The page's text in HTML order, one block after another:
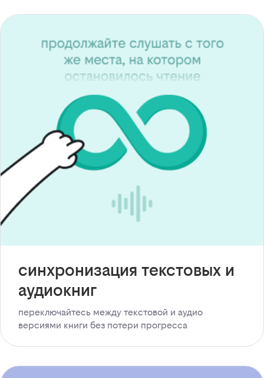
синхронизация текстовых и
аудиокниг
переключайтесь между текстовой и аудио
версиями книги без потери прогресса